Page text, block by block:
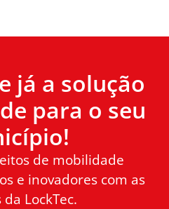
já a solução
para o seu
de mobilidade
e inovadores com as
LockTec.